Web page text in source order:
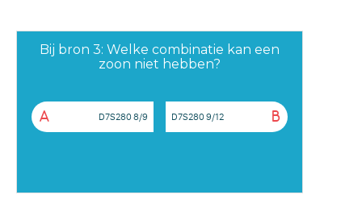
Bij bron 3: Welke combinatie kan een
zoon niet hebben?
A D7S280 8/9 B
D7S280 9/12